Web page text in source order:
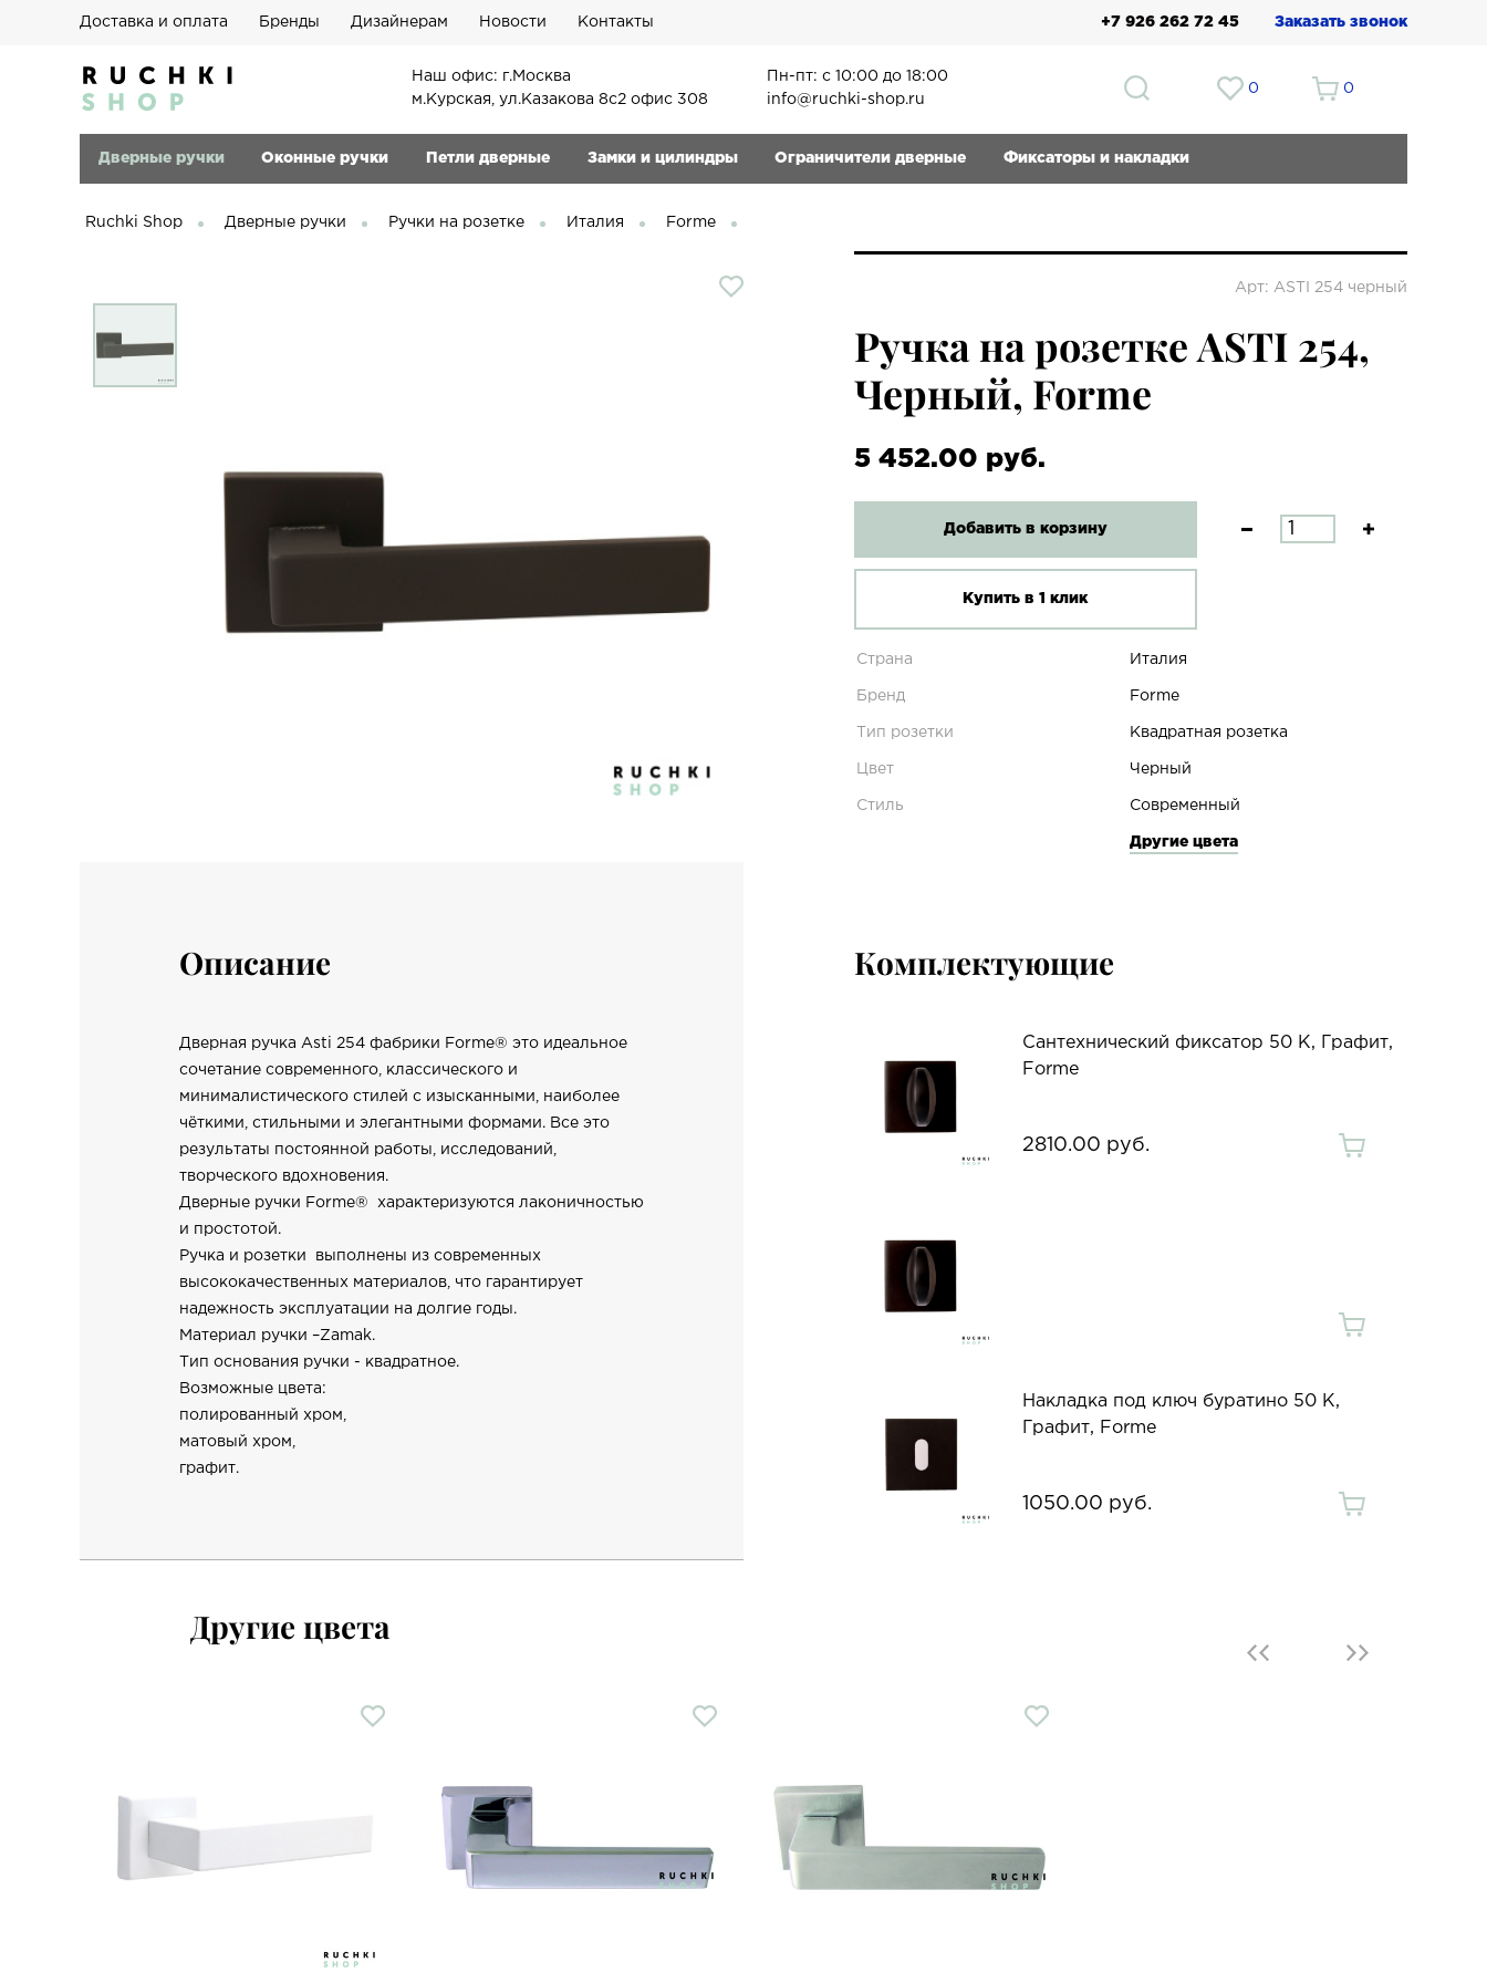
Доставка и оплата Бренды Дизайнерам Новости Контакты +7 926 262 72 45 Заказать звонок
Наш офис: г.Москва
м.Курская, ул.Казакова 8с2 офис 308
Пн-пт: с 10:00 до 18:00
info@ruchki-shop.ru
0 0
Дверные ручки Оконные ручки Петли дверные Замки и цилиндры Ограничители дверные Фиксаторы и накладки
Ruchki Shop Дверные ручки Ручки на розетке Италия Forme
Арт: ASTI 254 черный
Ручка на розетке ASTI 254,
Черный, Forme
5 452.00 руб.
Добавить в корзину
Купить в 1 клик
Страна Италия
Бренд Forme
Тип розетки Квадратная розетка
Цвет Черный
Стиль Современный
Другие цвета
Описание
Дверная ручка Asti 254 фабрики Forme® это идеальное
сочетание современного, классического и
минималистического стилей с изысканными, наиболее
чёткими, стильными и элегантными формами. Все это
результаты постоянной работы, исследований,
творческого вдохновения.
Дверные ручки Forme® характеризуются лаконичностью
и простотой.
Ручка и розетки выполнены из современных
высококачественных материалов, что гарантирует
надежность эксплуатации на долгие годы.
Материал ручки –Zamak.
Тип основания ручки - квадратное.
Возможные цвета:
полированный хром,
матовый хром,
графит.
Комплектующие
Сантехнический фиксатор 50 K, Графит,
Forme
2810.00 руб.
Накладка под ключ буратино 50 К,
Графит, Forme
1050.00 руб.
Другие цвета